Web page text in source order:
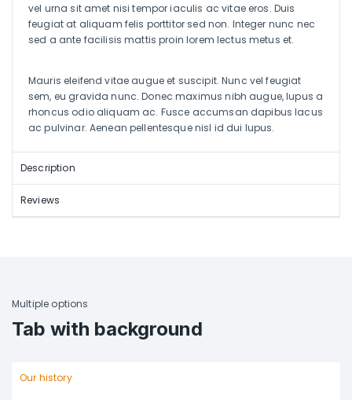
vel urna sit amet nisi tempor iaculis ac vitae eros. Duis
feugiat at aliquam felis porttitor sed non. Integer nunc nec
sed a ante facilisis mattis proin lorem lectus metus et.
Mauris eleifend vitae augue et suscipit. Nunc vel feugiat
sem, eu gravida nunc. Donec maximus nibh augue, lupus a
rhoncus odio aliquam ac. Fusce accumsan dapibus lacus
ac pulvinar. Aenean pellentesque nisl id dui lupus.
Description
Reviews
Multiple options
Tab with background
Our history